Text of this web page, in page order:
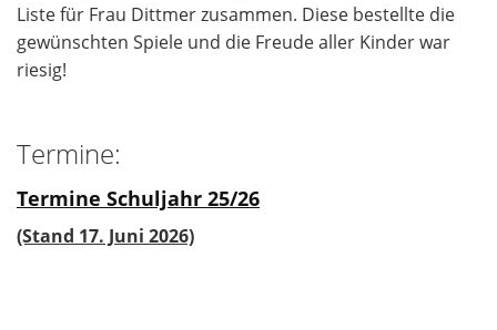
Liste für Frau Dittmer zusammen. Diese bestellte die
gewünschten Spiele und die Freude aller Kinder war
riesig!
Termine:
Termine Schuljahr 25/26
(Stand 17. Juni 2026)